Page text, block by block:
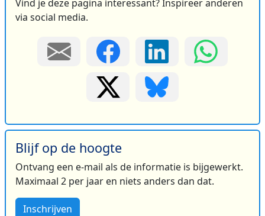
Vind je deze pagina interessant? Inspireer anderen
via social media.
Blijf op de hoogte
Ontvang een e-mail als de informatie is bijgewerkt.
Maximaal 2 per jaar en niets anders dan dat.
Inschrijven